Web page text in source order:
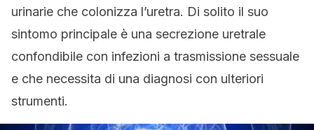
urinarie che colonizza l’uretra. Di solito il suo
sintomo principale è una secrezione uretrale
confondibile con infezioni a trasmissione sessuale
e che necessita di una diagnosi con ulteriori
strumenti.